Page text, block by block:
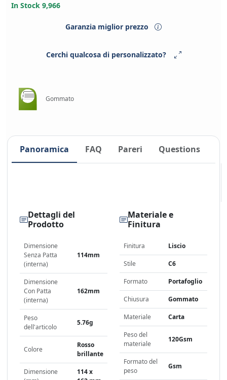
In Stock 9,966
Garanzia miglior prezzo
Cerchi qualcosa di personalizzato?
Gommato
Panoramica FAQ Pareri Questions
Dettagli del
Prodotto
Dimensione
Senza Patta
(interna)
114mm
Dimensione
Con Patta
(interna)
162mm
Peso
dell'articolo
5.76g
Colore
Rosso
brillante
Dimensione
114 x
Materiale e
Finitura
Finitura Liscio
Stile C6
Formato Portafoglio
Chiusura Gommato
Materiale Carta
Peso del
materiale
120Gsm
Formato del
peso
Gsm